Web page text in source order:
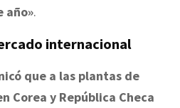
año».
internacional
que a las plantas de
Corea y República Checa